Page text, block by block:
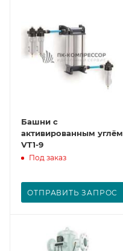
Башни с
активированным углём
VT1-9
Под заказ
ОТПРАВИТЬ ЗАПРОС